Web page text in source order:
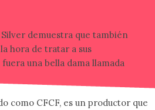
demuestra que también
hora de tratar a sus
una bella dama llamada
como CFCF, es un productor que